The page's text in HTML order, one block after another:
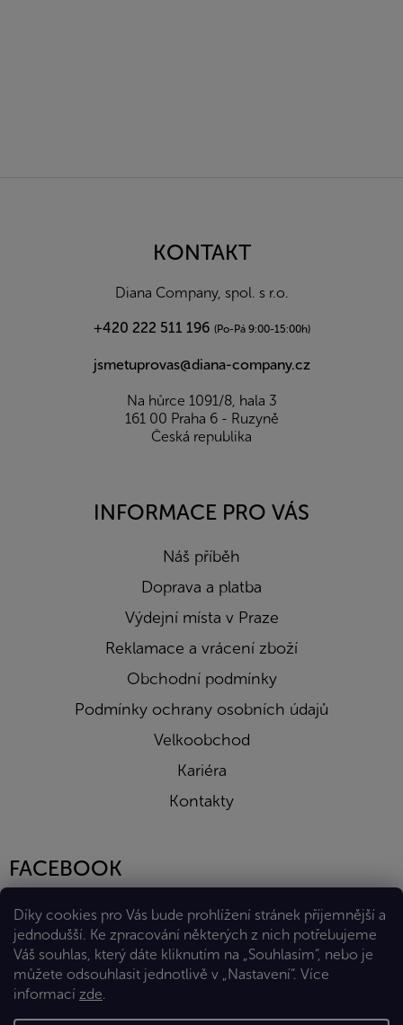
Díky cookies pro Vás bude prohlížení stránek příjemnější a
jednodušší. Ke zpracování některých z nich potřebujeme
Váš souhlas, který dáte kliknutím na „Souhlasím“, nebo je
můžete odsouhlasit jednotlivě v „Nastavení“. Více
informací zde.
KONTAKT
Diana Company, spol. s r.o.
+420 222 511 196 (Po-Pá 9:00-15:00h)
jsmetuprovas@diana-company.cz
Na hůrce 1091/8, hala 3
161 00 Praha 6 - Ruzyně
Česká republika
INFORMACE PRO VÁS
Náš příběh
Doprava a platba
Výdejní místa v Praze
Reklamace a vrácení zboží
Obchodní podmínky
Podmínky ochrany osobních údajů
Velkoobchod
Kariéra
Kontakty
FACEBOOK